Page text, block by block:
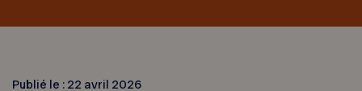
Publié le : 22 avril 2026